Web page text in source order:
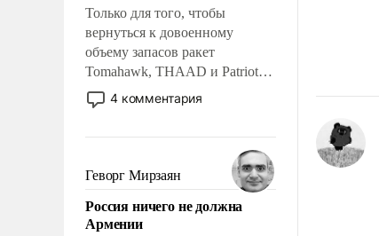
Только для того, чтобы
вернуться к довоенному
объему запасов ракет
Tomahawk, THAAD и Patriot
США потребуется более трех
лет. Даже небольшая война с
Сложившаяся ситуация
означает многолетний период
уязвимости США, например,
перед Китаем.
4 комментария
Геворг Мирзаян
Россия ничего не должна
Армении